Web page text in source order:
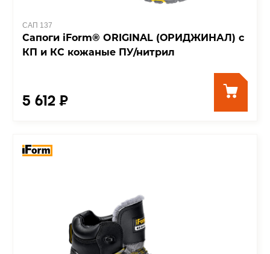
САП 137
Сапоги iForm® ORIGINAL (ОРИДЖИНАЛ) с
КП и КС кожаные ПУ/нитрил
5 612 ₽